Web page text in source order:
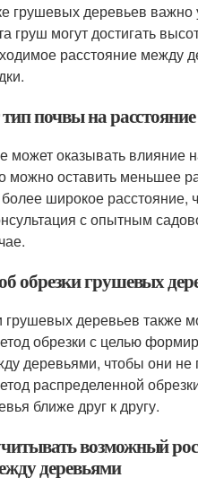
грушевых деревьев
груш могут достигать
расстояние между
почвы на
может оказывать влияние
можно оставить меньшее
широкое расстояние,
с опытным
обрезки грушевых
грушевых деревьев также
обрезки с целью
деревьями, чтобы они
распределенной
ближе друг к другу.
возможный
деревьями